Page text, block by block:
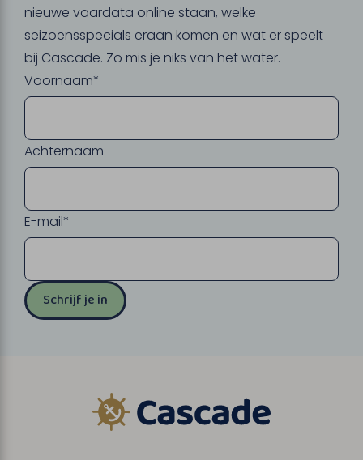
nieuwe vaardata online staan, welke
seizoensspecials eraan komen en wat er speelt
bij Cascade. Zo mis je niks van het water.
Voornaam*
Achternaam
E-mail*
Schrijf je in